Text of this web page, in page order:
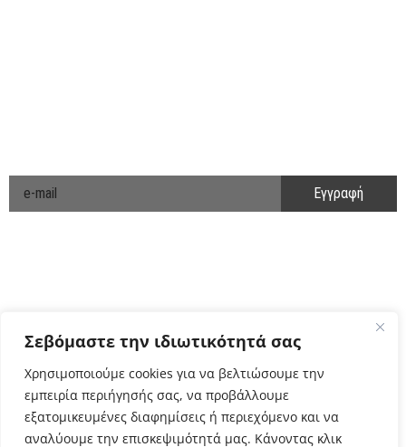
Σεβόμαστε την ιδιωτικότητά σας
Χρησιμοποιούμε cookies για να βελτιώσουμε την
εμπειρία περιήγησής σας, να προβάλλουμε
εξατομικευμένες διαφημίσεις ή περιεχόμενο και να
αναλύουμε την επισκεψιμότητά μας. Κάνοντας κλικ